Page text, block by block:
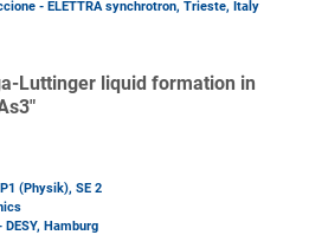
- ELETTRA synchrotron, Trieste, Italy
Luttinger liquid formation in
(Physik), SE 2
Hamburg